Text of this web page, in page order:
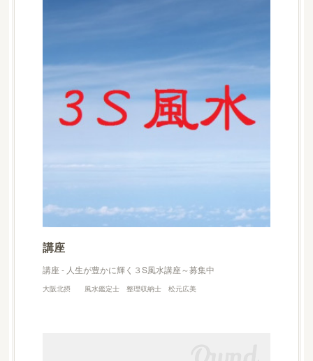
講座
講座 - 人生が豊かに輝く３S風水講座～募集中
大阪北摂 風水鑑定士 整理収納士 松元広美